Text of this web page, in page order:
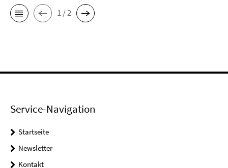
1 / 2
Service-Navigation
Startseite
Newsletter
Kontakt